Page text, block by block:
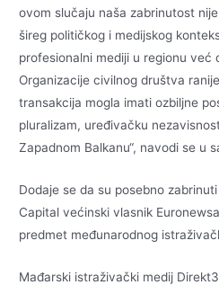
ovom slučaju naša zabrinutost
šireg političkog i medijskog
profesionalni mediji u regionu već
Organizacije civilnog društva
transakcija mogla imati ozbiljne
pluralizam, uređivačku
Zapadnom Balkanu“, navodi se u
Dodaje se da su posebno
Capital većinski vlasnik
predmet međunarodnog
Mađarski istraživački medij